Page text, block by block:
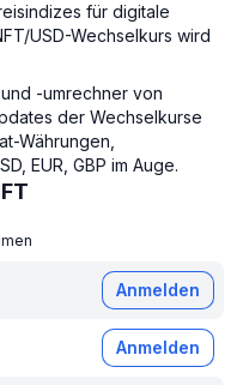
für digitale
USD-Wechselkurs wird
-umrechner von
der Wechselkurse
Währungen,
EUR, GBP im Auge.
Anmelden
Anmelden